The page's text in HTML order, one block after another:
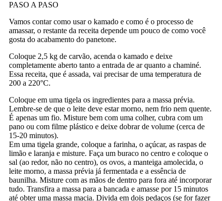
PASO A PASO
Vamos contar como usar o kamado e como é o processo de
amassar, o restante da receita depende um pouco de como você
gosta do acabamento do panetone.
Coloque 2,5 kg de carvão, acenda o kamado e deixe
completamente aberto tanto a entrada de ar quanto a chaminé.
Essa receita, que é assada, vai precisar de uma temperatura de
200 a 220°C.
Coloque em uma tigela os ingredientes para a massa prévia.
Lembre-se de que o leite deve estar morno, nem frio nem quente.
É apenas um fio. Misture bem com uma colher, cubra com um
pano ou com filme plástico e deixe dobrar de volume (cerca de
15-20 minutos).
Em uma tigela grande, coloque a farinha, o açúcar, as raspas de
limão e laranja e misture. Faça um buraco no centro e coloque o
sal (ao redor, não no centro), os ovos, a manteiga amolecida, o
leite morno, a massa prévia já fermentada e a essência de
baunilha. Misture com as mãos de dentro para fora até incorporar
tudo. Transfira a massa para a bancada e amasse por 15 minutos
até obter uma massa macia. Divida em dois pedaços (se for fazer